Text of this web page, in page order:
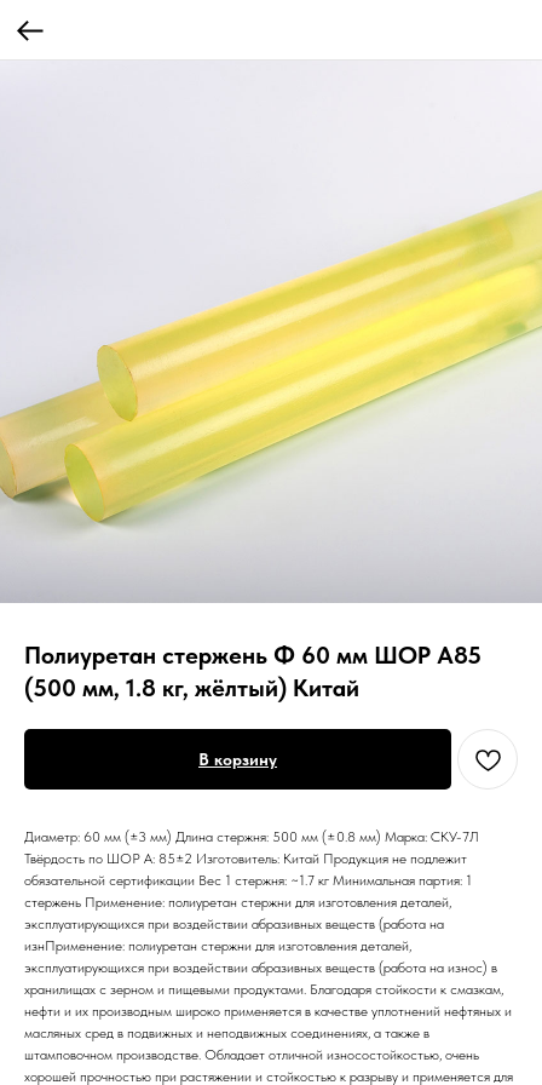
Полиуретан стержень Ф 60 мм ШОР А85
(500 мм, 1.8 кг, жёлтый) Китай
В корзину
Диаметр: 60 мм (±3 мм) Длина стержня: 500 мм (±0.8 мм) Марка: СКУ-7Л
Твёрдость по ШОР А: 85±2 Изготовитель: Китай Продукция не подлежит
обязательной сертификации Вес 1 стержня: ~1.7 кг Минимальная партия: 1
стержень Применение: полиуретан стержни для изготовления деталей,
эксплуатирующихся при воздействии абразивных веществ (работа на
изнПрименение: полиуретан стержни для изготовления деталей,
эксплуатирующихся при воздействии абразивных веществ (работа на износ) в
хранилищах с зерном и пищевыми продуктами. Благодаря стойкости к смазкам,
нефти и их производным широко применяется в качестве уплотнений нефтяных и
масляных сред в подвижных и неподвижных соединениях, а также в
штамповочном производстве. Обладает отличной износостойкостью, очень
хорошей прочностью при растяжении и стойкостью к разрыву и применяется для